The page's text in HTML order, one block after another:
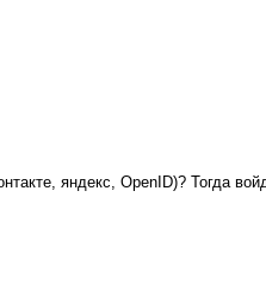
яндекс, OpenID)? Тогда